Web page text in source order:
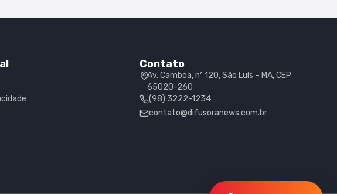
Contato
Av. Camboa, nº 120, São Luís – MA, CEP
65020-260
(98) 3222-1234
contato@difusoranews.com.br